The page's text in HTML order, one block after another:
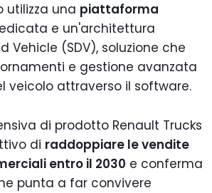
utilizza una piattaforma
e un'architettura
Vehicle (SDV), soluzione che
e gestione avanzata
veicolo attraverso il software.
di prodotto Renault Trucks
di raddoppiare le vendite
entro il 2030 e conferma
punta a far convivere